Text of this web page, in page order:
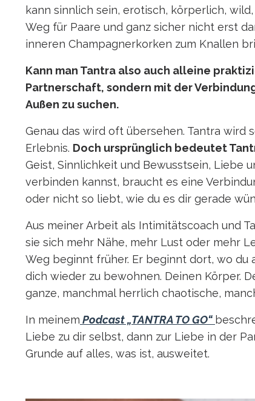
kann sinnlich sein, erotisch, körperlich,
Weg für Paare und ganz sicher nicht erst
inneren Champagnerkorken zum Knallen
Kann man Tantra also auch alleine
Partnerschaft, sondern mit der
Außen zu suchen.
Genau das wird oft übersehen. Tantra wird
Erlebnis. Doch ursprünglich bedeutet
Geist, Sinnlichkeit und Bewusstsein, Liebe
verbinden kannst, braucht es eine
oder nicht so liebt, wie du es dir gerade
Aus meiner Arbeit als Intimitätscoach und
sie sich mehr Nähe, mehr Lust oder mehr
Weg beginnt früher. Er beginnt dort, wo
dich wieder zu bewohnen. Deinen Körper.
ganze, manchmal herrlich chaotische,
In meinem Podcast „TANTRA TO GO“
Liebe zu dir selbst, dann zur Liebe in der
Grunde auf alles, was ist, ausweitet.